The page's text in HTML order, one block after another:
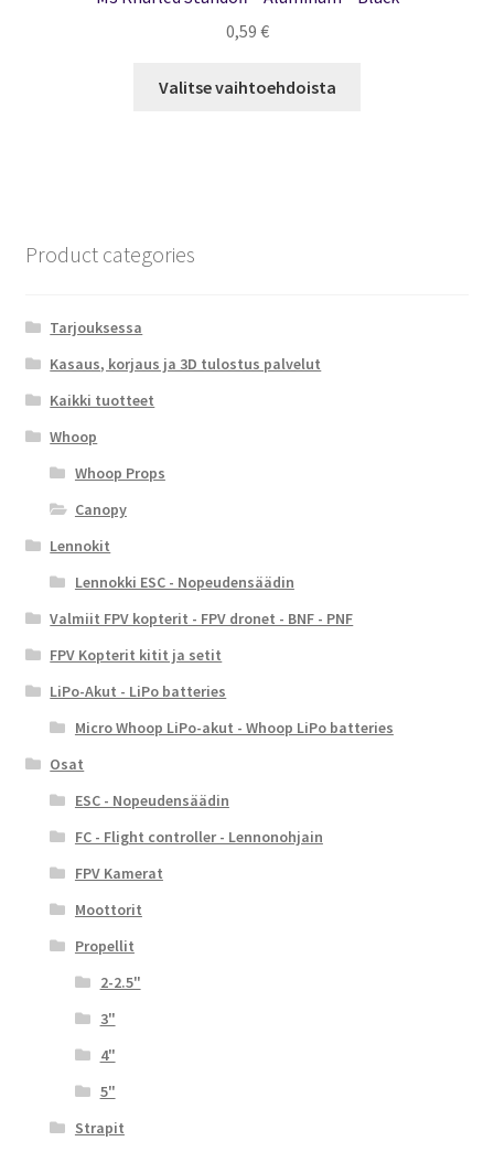
0,59 €
Valitse vaihtoehdoista
Product categories
Tarjouksessa
Kasaus, korjaus ja 3D tulostus palvelut
Kaikki tuotteet
Whoop
Whoop Props
Canopy
Lennokit
Lennokki ESC - Nopeudensäädin
Valmiit FPV kopterit - FPV dronet - BNF - PNF
FPV Kopterit kitit ja setit
LiPo-Akut - LiPo batteries
Micro Whoop LiPo-akut - Whoop LiPo batteries
Osat
ESC - Nopeudensäädin
FC - Flight controller - Lennonohjain
FPV Kamerat
Moottorit
Propellit
2-2.5"
3"
4"
5"
Strapit